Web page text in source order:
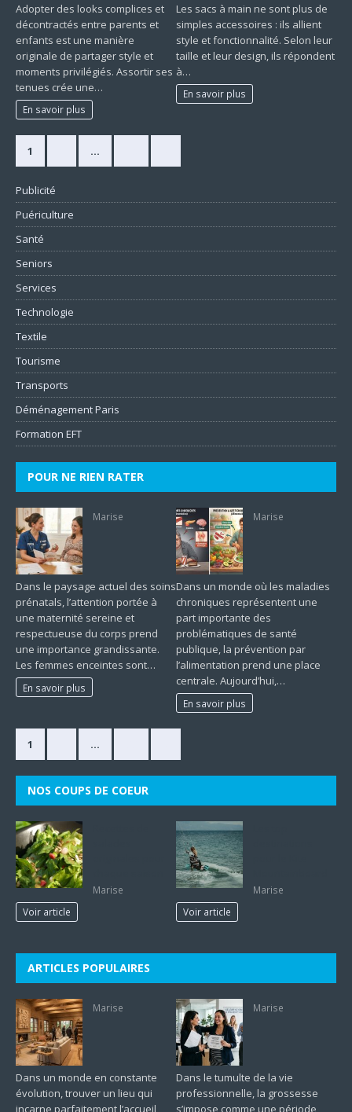
Adopter des looks complices et
décontractés entre parents et
enfants est une manière
originale de partager style et
moments privilégiés. Assortir ses
tenues crée une…
En savoir plus
Les sacs à main ne sont plus de
simples accessoires : ils allient
style et fonctionnalité. Selon leur
taille et leur design, ils répondent
à…
En savoir plus
1 …
Publicité
Puériculture
Santé
Seniors
Services
Technologie
Textile
Tourisme
Transports
Déménagement Paris
Formation EFT
POUR NE RIEN RATER
Marise
Dans le paysage actuel des soins
prénatals, l’attention portée à
une maternité sereine et
respectueuse du corps prend
une importance grandissante.
Les femmes enceintes sont…
En savoir plus
Marise
Dans un monde où les maladies
chroniques représentent une
part importante des
problématiques de santé
publique, la prévention par
l’alimentation prend une place
centrale. Aujourd’hui,…
En savoir plus
1 …
NOS COUPS DE COEUR
Marise
Voir article
Marise
Voir article
ARTICLES POPULAIRES
Marise
Dans un monde en constante
évolution, trouver un lieu qui
incarne parfaitement l’accueil
Marise
Dans le tumulte de la vie
professionnelle, la grossesse
s’impose comme une période